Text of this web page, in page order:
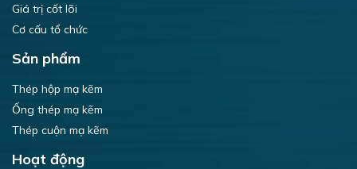
Giá trị cốt lõi
Cơ cấu tổ chức
Sản phẩm
Thép hộp mạ kẽm
Ống thép mạ kẽm
Thép cuộn mạ kẽm
Hoạt động